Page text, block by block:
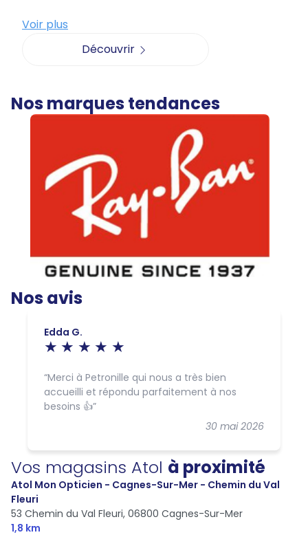
Voir plus
Découvrir
Nos marques tendances
Nos avis
Edda G.
30 mai 2026
Merci à Petronille qui nous a très bien
accueilli et répondu parfaitement à nos
besoins 👍
Vos magasins Atol à proximité
Atol Mon Opticien - Cagnes-Sur-Mer - Chemin du Val
Fleuri
53 Chemin du Val Fleuri, 06800 Cagnes-Sur-Mer
1,8 km